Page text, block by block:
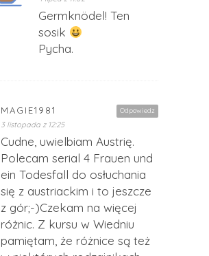
Germknödel! Ten
sosik
Pycha.
Odpowiedz
MAGIE1981
3 listopada z 12:25
Cudne, uwielbiam Austrię.
Polecam serial 4 Frauen und
ein Todesfall do osłuchania
się z austriackim i to jeszcze
z gór;-)Czekam na więcej
różnic. Z kursu w Wiedniu
pamiętam, że różnice są też